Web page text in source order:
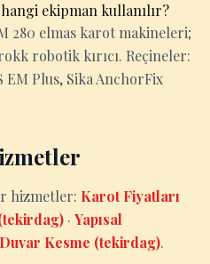
ekipman kullanılır?
280 elmas karot makineleri;
robotik kırıcı. Reçineler:
Plus, Sika AnchorFix
hizmetler: Karot Fiyatları
· Yapısal
Duvar Kesme (tekirdag).